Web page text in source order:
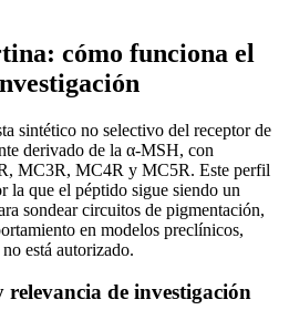
cómo funciona el
sintético no selectivo del receptor de
derivado de la α-MSH, con
MC3R, MC4R y MC5R. Este perfil
la que el péptido sigue siendo un
sondear circuitos de pigmentación,
en modelos preclínicos,
está autorizado.
relevancia de investigación